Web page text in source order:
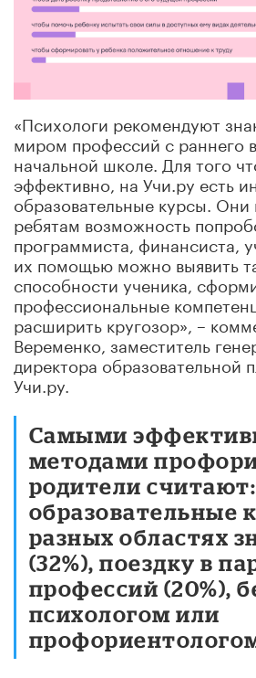
«Психологи рекомендуют
миром профессий с раннего
начальной школе. Для того
эффективно, на Учи.ру есть
образовательные курсы. Они
ребятам возможность
программиста, финансиста,
их помощью можно выявить
способности ученика,
профессиональные
расширить кругозор», –
Веременко, заместитель
директора образовательной
Учи.ру.
Самыми
методами
родители считают:
образовательные
разных областях
(32%), поездку в
профессий (20%),
психологом или
профориентологом